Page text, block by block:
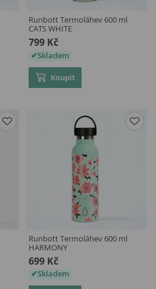
Runbott Termoláhev 600 ml
CATS WHITE
799 Kč
Skladem
Koupit
Runbott Termoláhev 600 ml
HARMONY
699 Kč
Skladem